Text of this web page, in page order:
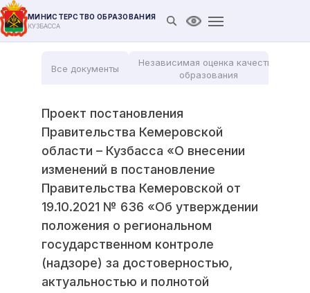
МИНИСТЕРСТВО ОБРАЗОВАНИЯ
КУЗБАССА Открыть поиск
Версия для
Все документы
Независимая оценка качества
образования
Проект постановления
Правительства Кемеровской
области – Кузбасса «О внесении
изменений в постановление
Правительства Кемеровской от
19.10.2021 № 636 «Об утверждении
положения о региональном
государственном контроле
(надзоре) за достоверностью,
актуальностью и полнотой